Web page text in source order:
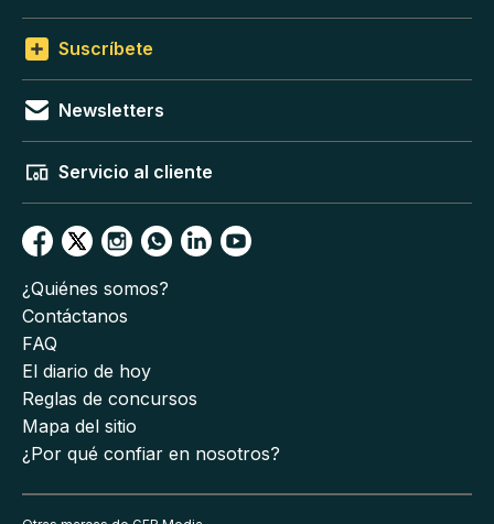
Suscríbete
Newsletters
Servicio al cliente
¿Quiénes somos?
Contáctanos
FAQ
El diario de hoy
Reglas de concursos
Mapa del sitio
¿Por qué confiar en nosotros?